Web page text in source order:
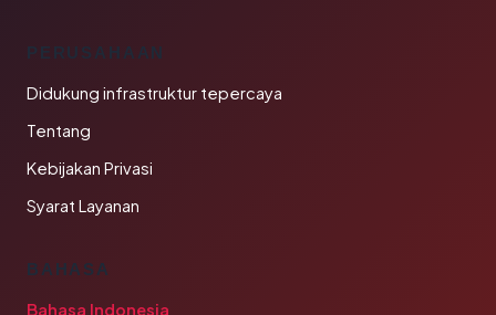
PERUSAHAAN
Didukung infrastruktur tepercaya
Tentang
Kebijakan Privasi
Syarat Layanan
BAHASA
Bahasa Indonesia